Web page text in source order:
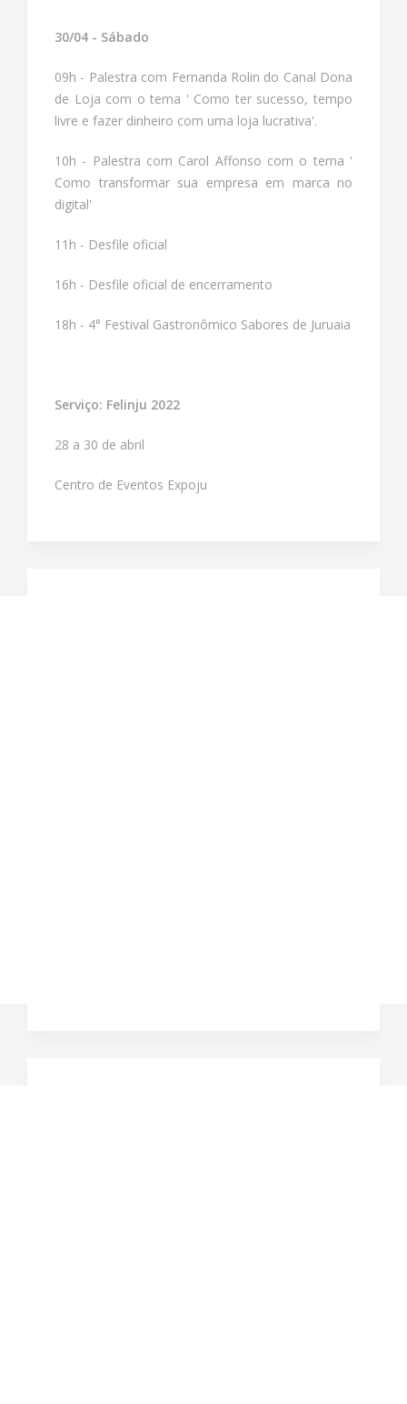
30/04 - Sábado
09h - Palestra com Fernanda Rolin do Canal Dona
de Loja com o tema ' Como ter sucesso, tempo
livre e fazer dinheiro com uma loja lucrativa'.
10h - Palestra com Carol Affonso com o tema '
Como transformar sua empresa em marca no
digital'
11h - Desfile oficial
16h - Desfile oficial de encerramento
18h - 4° Festival Gastronômico Sabores de Juruaia
Serviço: Felinju 2022
28 a 30 de abril
Centro de Eventos Expoju